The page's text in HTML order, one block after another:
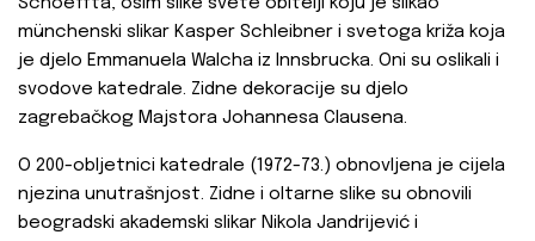
Schoeffta, osim slike svete obitelji koju je slikao
münchenski slikar Kasper Schleibner i svetoga križa koja
je djelo Emmanuela Walcha iz Innsbrucka. Oni su oslikali i
svodove katedrale. Zidne dekoracije su djelo
zagrebačkog Majstora Johannesa Clausena.
O 200-obljetnici katedrale (1972-73.) obnovljena je cijela
njezina unutrašnjost. Zidne i oltarne slike su obnovili
beogradski akademski slikar Nikola Jandrijević i